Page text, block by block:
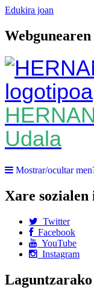
Edukira joan
Udala
Mostrar/ocultar
Xare sozialen
Twitter
Facebook
YouTube
Instagram
Laguntzarako